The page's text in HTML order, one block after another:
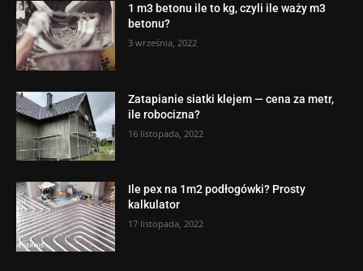
1 m3 betonu ile to kg, czyli ile waży m3
betonu?
3 września, 2022
Zatapianie siatki klejem — cena za metr,
ile robocizna?
16 listopada, 2022
Ile pex na 1m2 podłogówki? Prosty
kalkulator
17 listopada, 2022